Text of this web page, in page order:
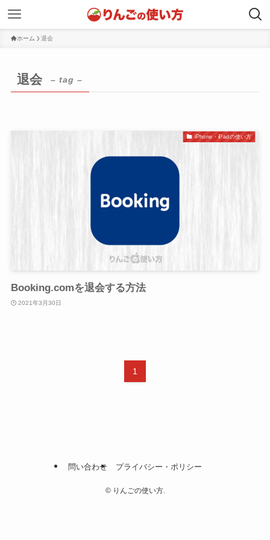
ホーム 退会
退会 – tag –
iPhone・iPadの使い方
Booking.comを退会する方法
2021年3月30日
1
問い合わせ プライバシー・ポリシー
©りんごの使い方.